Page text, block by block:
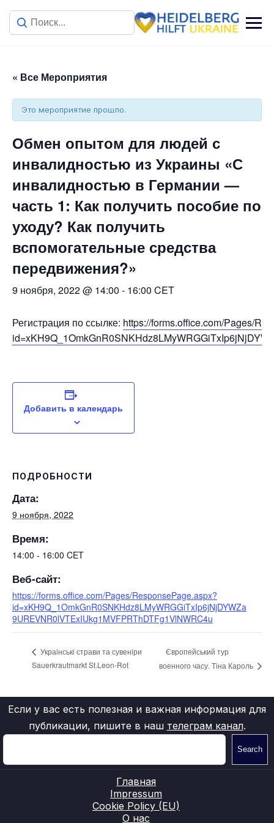
« Все Мероприятия
Это мероприятие прошло.
Обмен опытом для людей с
инвалидностью из Украины «С
инвалидностью в Германии —
часть 1: Как получить пособие по
уходу? Как получить
вспомогательные средства
передвижения?»
9 ноября, 2022 @ 14:00 - 16:00 CET
Регистрация по ссылке: https://forms.office.com/Pages/
Добавить в календарь
ПОДРОБНОСТИ
Дата:
9 ноября, 2022
Время:
14:00 - 16:00 CET
Веб-сайт:
https://forms.office.com/Pages/ResponsePage.aspx?
id=xKH9Q_1OmkGnR0SNKHdz8LMyWRGGiTxIp6jNjDYWZa
9UREVNR0lVTExIUkg1MVFPRThDTFg1VlNWRC4u
Украiнськi страви та сувенiри
Sauerkrautmarkt St.Leon-Rot
Європейський тур
военного часу. Тіна Кароль
Если у вас есть полезная и важная информация для
публикации, пишите в наш телеграм канал.
Search
Главная
Impressum
Cookie Policy (EU)
О нас